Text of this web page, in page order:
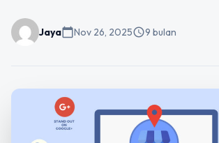
Jayacalendar_todayNov 26, 2025schedule9 bulan